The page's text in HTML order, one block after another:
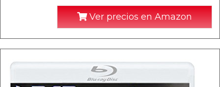
Ver precios en Amazon